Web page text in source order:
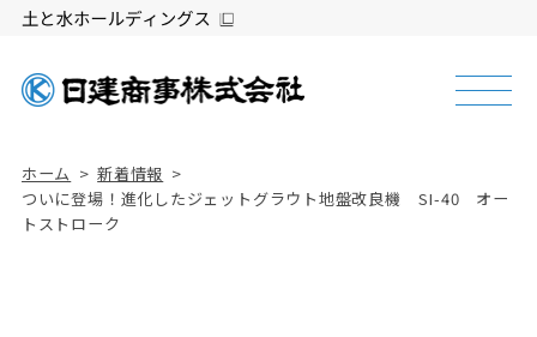
ホーム
新着情報
ついに登場！進化したジェットグラウト地盤改良機 SI-40 オー
トストローク